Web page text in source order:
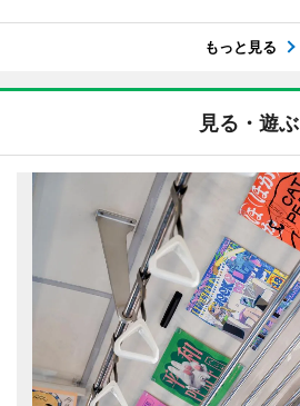
もっと見る
見る・遊ぶ